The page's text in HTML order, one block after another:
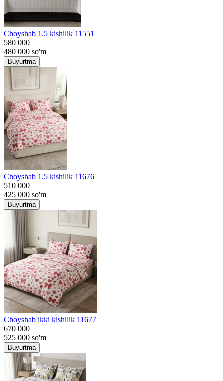
Choyshab 1.5 kishilik 11551
580 000
480 000 so'm
Buyurtma
Choyshab 1.5 kishilik 11676
510 000
425 000 so'm
Buyurtma
Choyshab ikki kishilik 11677
670 000
525 000 so'm
Buyurtma